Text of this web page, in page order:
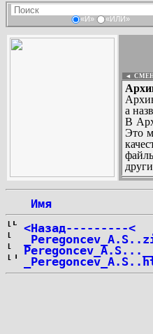
«И» «ИЛИ»
◄
а
В
Это
Имя
<Назад---------<